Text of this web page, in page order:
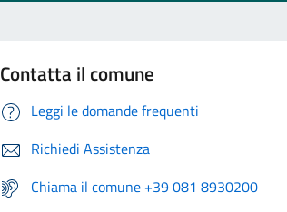
Contatta il comune
Leggi le domande frequenti
Richiedi Assistenza
Chiama il comune +39 081 8930200